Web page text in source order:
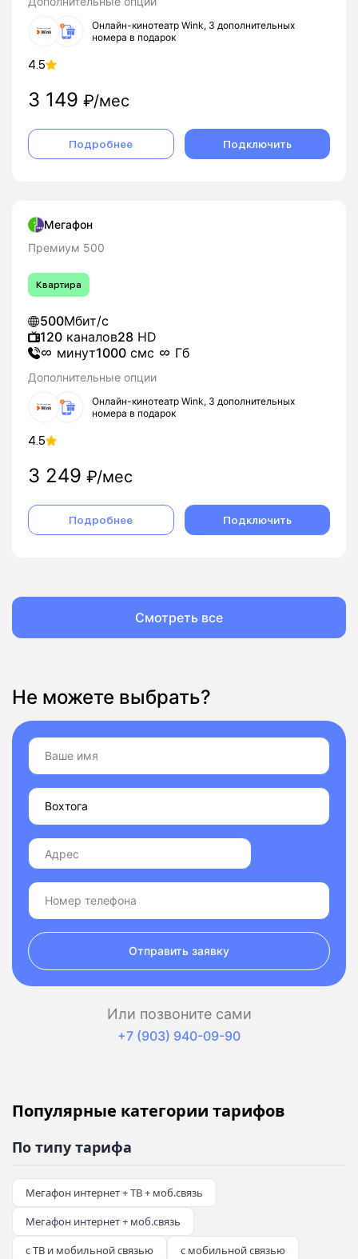
Не можете выбрать?
Отправить заявку
Или позвоните сами
+7 (903) 940-09-90
Онлайн-кинотеатр Wink, 3 дополнительных
номера в подарок
4.5
3 149 ₽/мес
Подробнее Подключить
Мегафон
Премиум 500
Квартира
500Мбит/с
120 каналов28 HD
минут1000 смс Гб
Дополнительные опции
Онлайн-кинотеатр Wink, 3 дополнительных
номера в подарок
4.5
3 249 ₽/мес
Подробнее Подключить
Смотреть все
Популярные категории тарифов
По типу тарифа
Мегафон интернет + ТВ + моб.связь
Мегафон интернет + моб.связь
с ТВ и мобильной связью
с мобильной связью